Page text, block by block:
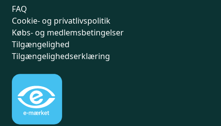
FAQ
Cookie- og privatlivspolitik
Købs- og medlemsbetingelser
Tilgængelighed
Tilgængelighedserklæring